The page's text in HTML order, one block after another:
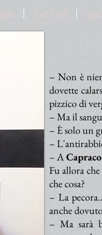
– Non è
dovette
pizzico di
– Ma il
– È solo un
–
– A
Fu allora
che cosa?
– La
anche
– Ma sarà